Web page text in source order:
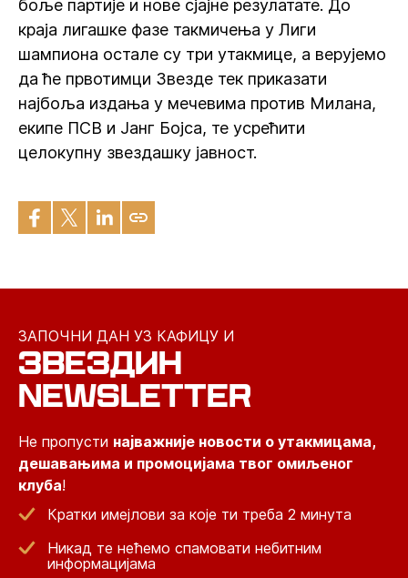
боље партије и нове сјајне резулатате. До
краја лигашке фазе такмичења у Лиги
шампиона остале су три утакмице, а верујемо
да ће првотимци Звезде тек приказати
најбоља издања у мечевима против Милана,
екипе ПСВ и Јанг Бојса, те усрећити
целокупну звездашку јавност.
ЗАПОЧНИ ДАН УЗ КАФИЦУ И
ЗВЕЗДИН
NEWSLETTER
Не пропусти најважније новости о утакмицама,
дешавањима и промоцијама твог омиљеног
клуба!
Кратки имејлови за које ти треба 2 минута
Никад те нећемо спамовати небитним
информацијама